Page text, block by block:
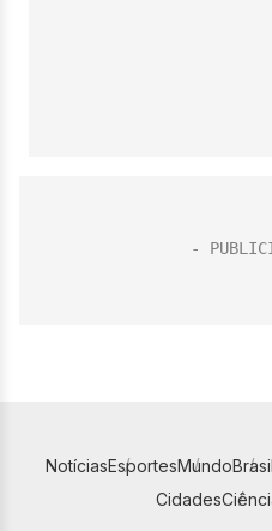
NotíciasEsportesMundo
Cidades